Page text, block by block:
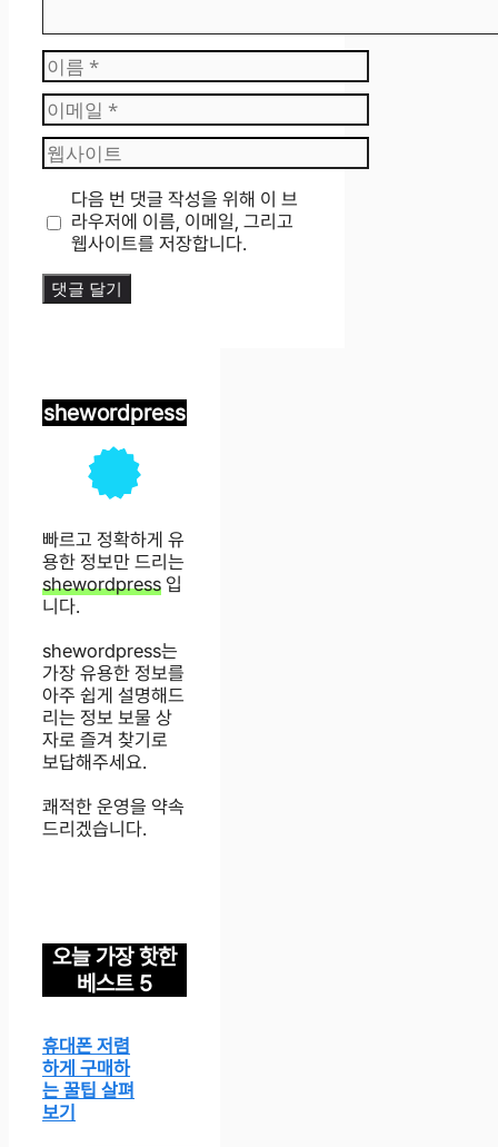
이
름
이
메
일
웹
사
트
다음 번 댓글 작성을 위해 이 브
라우저에 이름, 이메일, 그리고
웹사이트를 저장합니다.
shewordpress
빠르고 정확하게 유
용한 정보만 드리는
shewordpress 입
니다.
shewordpress는
가장 유용한 정보를
아주 쉽게 설명해드
리는 정보 보물 상
자로 즐겨 찾기로
보답해주세요.
쾌적한 운영을 약속
드리겠습니다.
오늘 가장 핫한
베스트 5
휴대폰 저렴
하게 구매하
는 꿀팁 살펴
보기